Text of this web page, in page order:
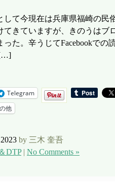
して今現在は兵庫県福崎の民
てきていますが、きのうはブ
った。辛うじてFacebookでの
[…]
Telegram
他
by 三木 奎吾
DTP| No Comments »